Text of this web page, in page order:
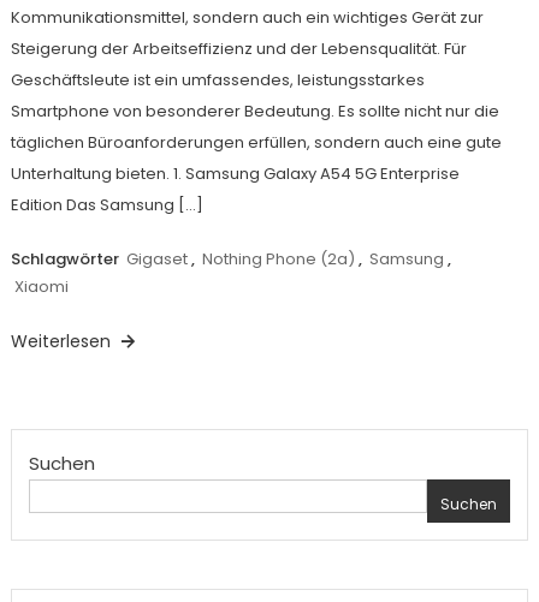
Kommunikationsmittel, sondern auch ein wichtiges Gerät zur
Steigerung der Arbeitseffizienz und der Lebensqualität. Für
Geschäftsleute ist ein umfassendes, leistungsstarkes
Smartphone von besonderer Bedeutung. Es sollte nicht nur die
täglichen Büroanforderungen erfüllen, sondern auch eine gute
Unterhaltung bieten. 1. Samsung Galaxy A54 5G Enterprise
Edition Das Samsung […]
Schlagwörter Gigaset, Nothing Phone (2a) , Samsung ,
Xiaomi
Weiterlesen
Suchen
Suchen